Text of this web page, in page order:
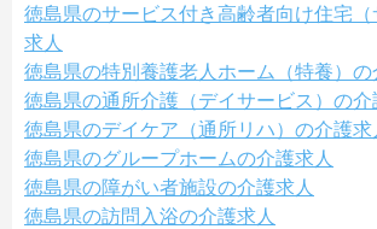
徳島県のサービス付き高齢者向け住宅
求人
徳島県の特別養護老人ホーム（特養）の
徳島県の通所介護（デイサービス）の介
徳島県のデイケア（通所リハ）の介護求
徳島県のグループホームの介護求人
徳島県の障がい者施設の介護求人
徳島県の訪問入浴の介護求人